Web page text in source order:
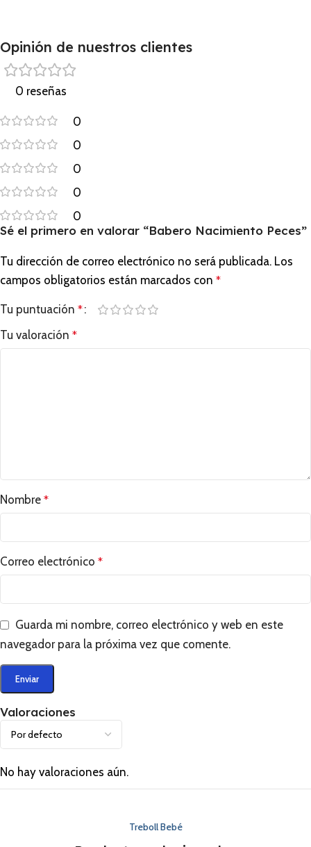
Opinión de nuestros clientes
0 reseñas
0
0
0
0
0
Valoraciones
No hay valoraciones aún.
Sé el primero en valorar “Babero Nacimiento Peces”
Tu dirección de correo electrónico no será publicada. Los
campos obligatorios están marcados con *
Tu puntuación *
Tu valoración *
Nombre *
Correo electrónico *
Guarda mi nombre, correo electrónico y web en este
navegador para la próxima vez que comente.
Treboll Bebé